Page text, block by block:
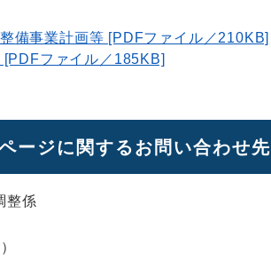
備事業計画等 [PDFファイル／210KB]
[PDFファイル／185KB]
ージに関するお問い合わせ先
整係